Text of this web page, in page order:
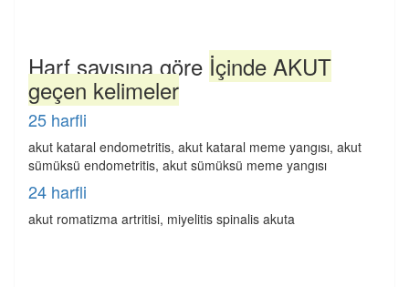
Harf sayısına göre İçinde AKUT
geçen kelimeler
25 harfli
akut kataral endometritis, akut kataral meme yangısı, akut
sümüksü endometritis, akut sümüksü meme yangısı
24 harfli
akut romatizma artritisi, miyelitis spinalis akuta